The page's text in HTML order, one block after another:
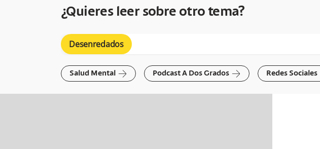
¿Quieres leer sobre otro tema?
Desenredados
Salud Mental arrow-right Podcast A Dos Grados arrow-right Redes Sociales